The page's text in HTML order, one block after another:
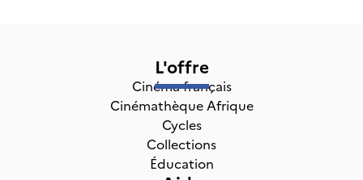
L'offre
Cinéma français
Cinémathèque Afrique
Cycles
Collections
Éducation